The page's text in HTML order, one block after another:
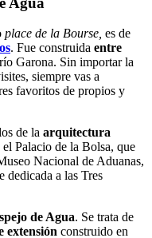
place de la Bourse, es de
. Fue construida entre
Garona. Sin importar la
siempre vas a
favoritos de propios y
de la arquitectura
Palacio de la Bolsa, que
Nacional de Aduanas,
dedicada a las Tres
de Agua. Se trata de
extensión construido en